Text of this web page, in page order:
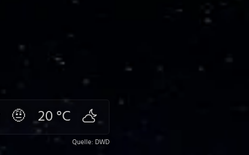
🤨 20 °C
Quelle: DWD